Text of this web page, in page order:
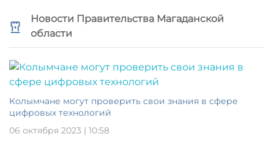
Новости Правительства Магаданской
области
Колымчане могут проверить свои знания в сфере
цифровых технологий
06 октября 2023 | 10:58